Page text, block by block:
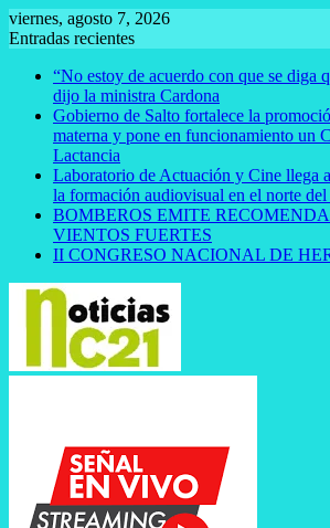
Saltar
al
viernes, agosto 7, 2026
Entradas recientes
“No estoy de acuerdo con que se diga
dijo la ministra Cardona
Gobierno de Salto fortalece la
materna y pone en funcionamiento un
Lactancia
Laboratorio de Actuación y Cine llega
la formación audiovisual en el norte del
BOMBEROS EMITE
VIENTOS FUERTES
II CONGRESO NACIONAL DE